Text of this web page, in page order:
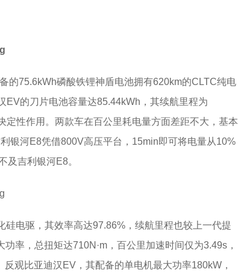
的75.6kWh磷酸铁锂神盾电池拥有620km的CLTC纯电
EV的刀片电池容量达85.44kWh，其续航里程为
性作用。两款车在百公里耗电量方面差距不大，基本
银河E8凭借800V高压平台，15min即可将电量从10%
及吉利银河E8。
电驱，其效率高达97.86%，续航里程也较上一代提
率，总扭矩达710N·m，百公里加速时间仅为3.49s，
观比亚迪汉EV，其配备的单电机最大功率180kW，